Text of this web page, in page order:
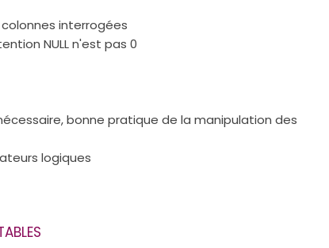
interrogées
NULL n'est pas 0
bonne pratique de la manipulation des
logiques